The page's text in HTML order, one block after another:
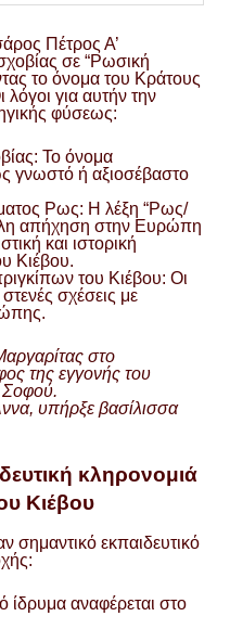
Πέτρος Α’
σε “Ρωσική
το όνομα του Κράτους
για αυτήν την
φύσεως:
Το όνομα
γνωστό ή αξιοσέβαστο
Ρως: Η λέξη “Ρως/
απήχηση στην Ευρώπη
και ιστορική
Κιέβου.
του Κιέβου: Οι
σχέσεις με
στο
της εγγονής του
Σοφού.
υπήρξε βασίλισσα
κληρονομιά
Κιέβου
εκπαιδευτικό
ίδρυμα αναφέρεται στο